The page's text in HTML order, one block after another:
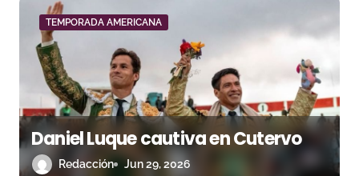
TEMPORADA AMERICANA
Daniel Luque cautiva en Cutervo
Redacción Jun 29, 2026